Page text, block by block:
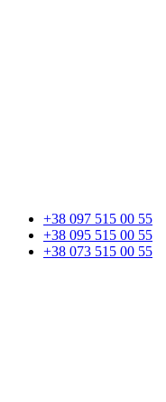
+38 097 515 00 55
+38 095 515 00 55
+38 073 515 00 55